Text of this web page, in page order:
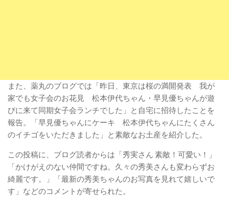
また、薬丸のブログでは「昨日、東京は桜の満開発表 我が
家でも女子会のお花見 松本伊代ちゃん・早見優ちゃんが遊
びに来て同期女子会ランチでした」と自宅に招待したことを
報告。「早見優ちゃんにケーキ 松本伊代ちゃんにたくさん
のイチゴをいただきました」と素敵なお土産を紹介した。
この投稿に、ブログ読者からは「秀実さん 素敵！可愛い！」
「かけがえのない仲間ですね。久々の秀美さんも変わらずお
綺麗です。」「最新の秀美ちゃんのお写真を見れて嬉しいで
す」などのコメントが寄せられた。